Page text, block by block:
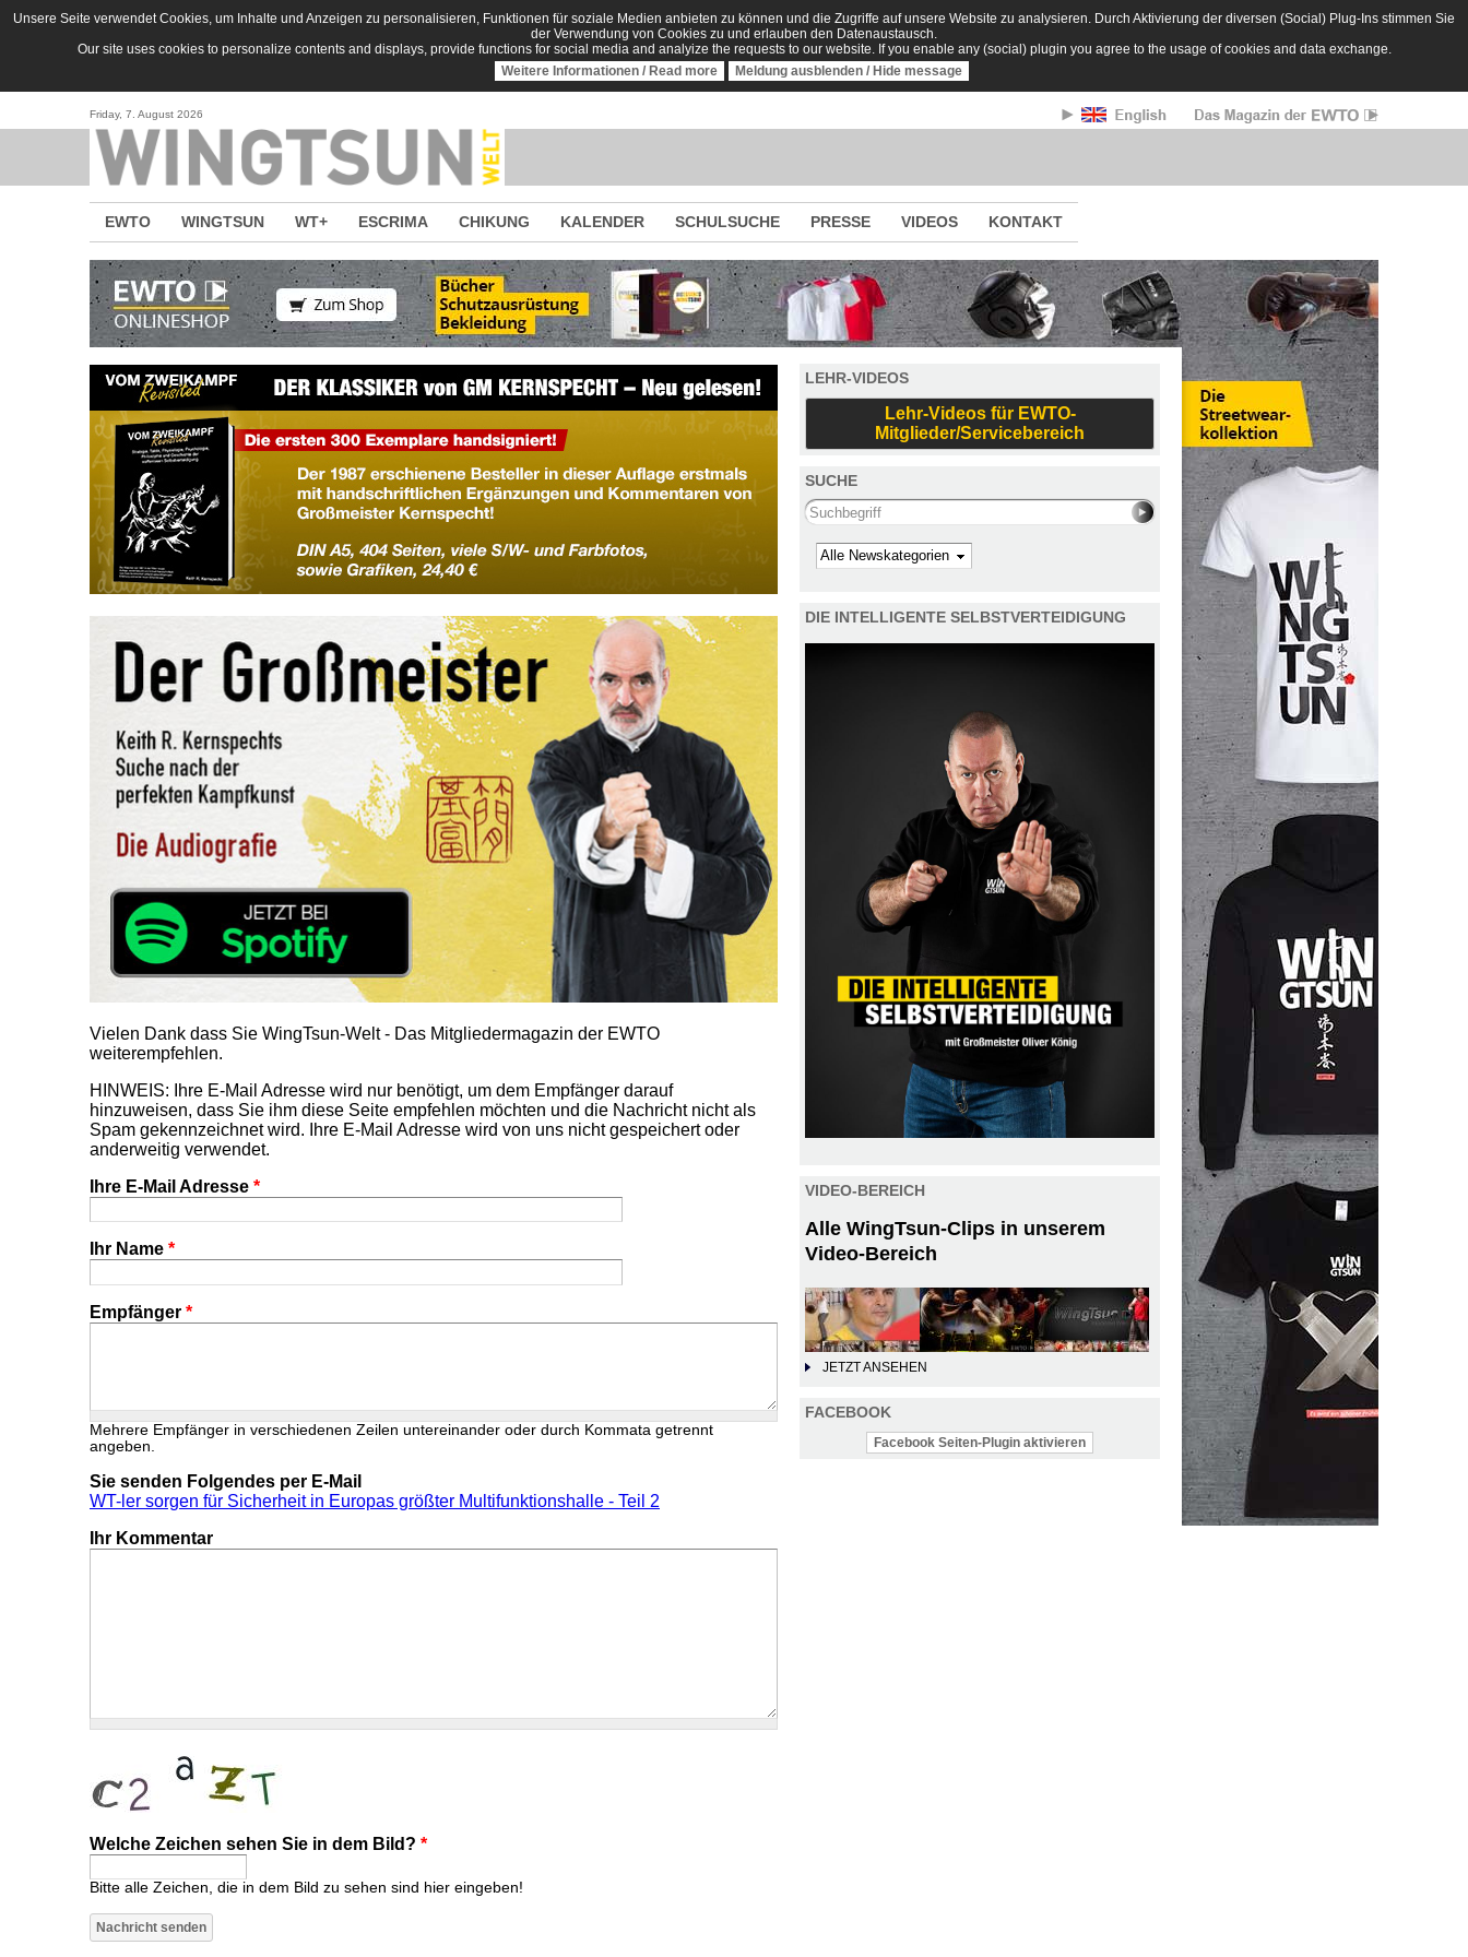
Direkt zum Inhalt
Unsere Seite verwendet Cookies, um Inhalte und Anzeigen zu personalisieren, Funktionen für soziale Medien anbieten zu können und die Zugriffe auf unsere Website zu analysieren. Durch Aktivierung der diversen (Social) Plug-Ins stimmen Sie
der Verwendung von Cookies zu und erlauben den Datenaustausch.
Our site uses cookies to personalize contents and displays, provide functions for social media and analyize the requests to our website. If you enable any (social) plugin you agree to the usage of cookies and data exchange.
Weitere Informationen / Read more
Meldung ausblenden / Hide message
Friday, 7. August 2026
EWTO WINGTSUN WT+ ESCRIMA CHIKUNG KALENDER SCHULSUCHE PRESSE VIDEOS KONTAKT
Vielen Dank dass Sie WingTsun-Welt - Das Mitgliedermagazin der EWTO
weiterempfehlen.
HINWEIS: Ihre E-Mail Adresse wird nur benötigt, um dem Empfänger darauf
hinzuweisen, dass Sie ihm diese Seite empfehlen möchten und die Nachricht nicht als
Spam gekennzeichnet wird. Ihre E-Mail Adresse wird von uns nicht gespeichert oder
anderweitig verwendet.
Ihre E-Mail Adresse *
Ihr Name *
Empfänger *
Mehrere Empfänger in verschiedenen Zeilen untereinander oder durch Kommata getrennt
angeben.
Sie senden Folgendes per E-Mail
WT-ler sorgen für Sicherheit in Europas größter Multifunktionshalle - Teil 2
Ihr Kommentar
Welche Zeichen sehen Sie in dem Bild? *
Bitte alle Zeichen, die in dem Bild zu sehen sind hier eingeben!
LEHR-VIDEOS
Lehr-Videos für EWTO-
Mitglieder/Servicebereich
SUCHE
Search this site
Kategorie
DIE INTELLIGENTE SELBSTVERTEIDIGUNG
VIDEO-BEREICH
Alle WingTsun-Clips in unserem
Video-Bereich
JETZT ANSEHEN
FACEBOOK
Facebook Seiten-Plugin aktivieren